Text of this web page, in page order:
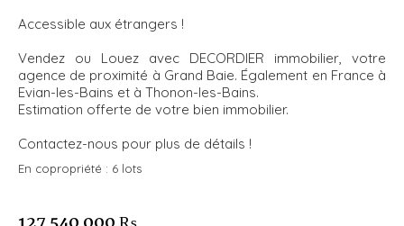
Accessible aux étrangers !
Vendez ou Louez avec DECORDIER immobilier, votre
agence de proximité à Grand Baie. Également en France à
Evian-les-Bains et à Thonon-les-Bains.
Estimation offerte de votre bien immobilier.
Contactez-nous pour plus de détails !
En copropriété : 6 lots